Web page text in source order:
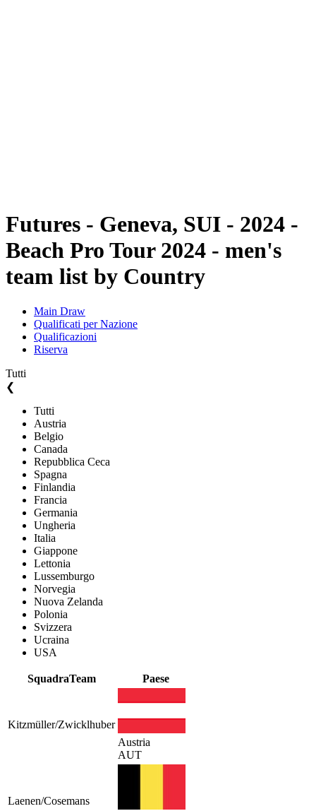
Futures - Geneva, SUI - 2024 -
Beach Pro Tour 2024 - men's
team list by Country
Main Draw
Qualificati per Nazione
Qualificazioni
Riserva
Tutti
❮
Tutti
Austria
Belgio
Canada
Repubblica Ceca
Spagna
Finlandia
Francia
Germania
Ungheria
Italia
Giappone
Lettonia
Lussemburgo
Norvegia
Nuova Zelanda
Polonia
Svizzera
Ucraina
USA
SquadraTeam Paese
Kitzmüller/Zwicklhuber
Austria
AUT
Laenen/Cosemans